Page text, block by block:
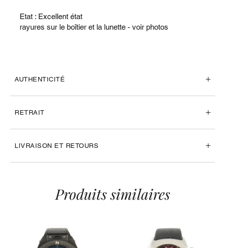
Etat : Excellent état
rayures sur le boîtier et la lunette - voir photos
AUTHENTICITÉ
RETRAIT
LIVRAISON ET RETOURS
Produits similaires